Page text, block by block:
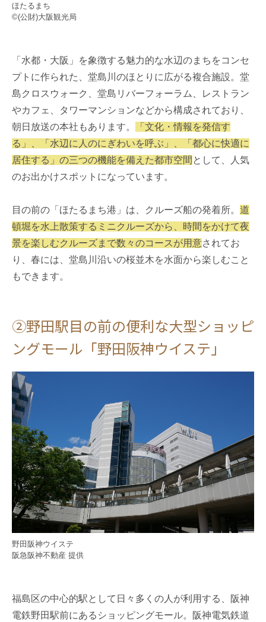
ほたるまち
©(公財)大阪観光局
「水都・大阪」を象徴する魅力的な水辺のまちをコンセ
プトに作られた、堂島川のほとりに広がる複合施設。堂
島クロスウォーク、堂島リバーフォーラム、レストラン
やカフェ、タワーマンションなどから構成されており、
朝日放送の本社もあります。
「文化・情報を発信す
る」、「水辺に人のにぎわいを呼ぶ」、「都心に快適に
居住する」の三つの機能を備えた都市空間 として、人気
のお出かけスポットになっています。
目の前の「ほたるまち港」は、クルーズ船の発着所。 道
頓堀を水上散策するミニクルーズから、時間をかけて夜
景を楽しむクルーズまで数々のコースが用意されてお
り、春には、堂島川沿いの桜並木を水面から楽しむこと
もできます。
②野田駅目の前の便利な大型ショッピ
ングモール「野田阪神ウイステ」
野田阪神ウイステ
阪急阪神不動産 提供
福島区の中心的駅として日々多くの人が利用する、阪神
電鉄野田駅前にあるショッピングモール。阪神電気鉄道